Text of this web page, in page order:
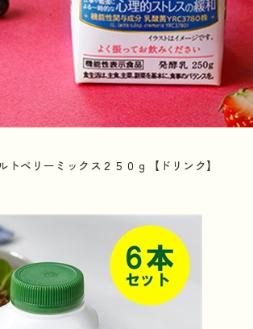
トベリーミックス２５０ｇ【ドリンク】